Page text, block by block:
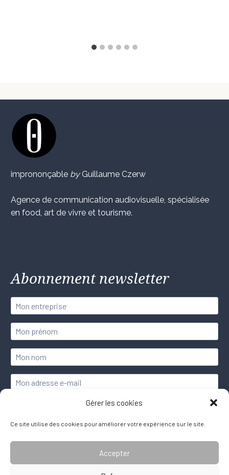
Gérer les cookies
Ce site utilise des cookies pour améliorer votre expérience sur le site.
Accepter
imprononçable by Guillaume Czerw
Agence de communication audiovisuelle, spécialisée
en food, art de vivre et tourisme.
Abonnement newsletter
© 2026. Tout droit réservé.